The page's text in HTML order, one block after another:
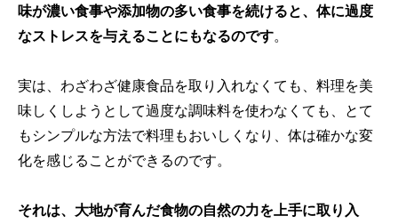
味が濃い食事や添加物の多い食事を続けると、体に過度
なストレスを与えることにもなるのです。
実は、わざわざ健康食品を取り入れなくても、料理を美
味しくしようとして過度な調味料を使わなくても、とて
もシンプルな方法で料理もおいしくなり、体は確かな変
化を感じることができるのです。
それは、大地が育んだ食物の自然の力を上手に取り入